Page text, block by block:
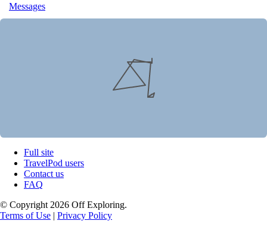
Messages
Full site
TravelPod users
Contact us
FAQ
© Copyright 2026 Off Exploring.
Terms of Use | Privacy Policy